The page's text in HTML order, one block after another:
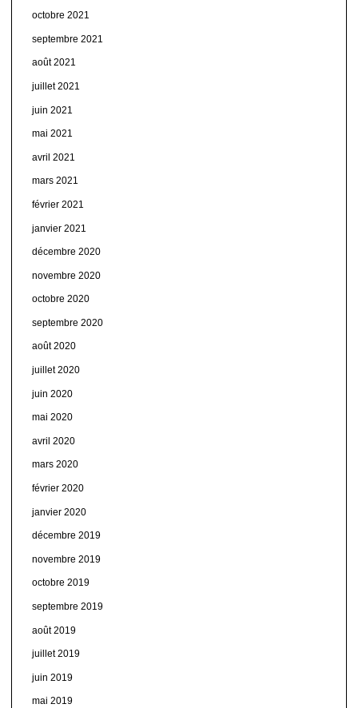
octobre 2021
septembre 2021
août 2021
juillet 2021
juin 2021
mai 2021
avril 2021
mars 2021
février 2021
janvier 2021
décembre 2020
novembre 2020
octobre 2020
septembre 2020
août 2020
juillet 2020
juin 2020
mai 2020
avril 2020
mars 2020
février 2020
janvier 2020
décembre 2019
novembre 2019
octobre 2019
septembre 2019
août 2019
juillet 2019
juin 2019
mai 2019